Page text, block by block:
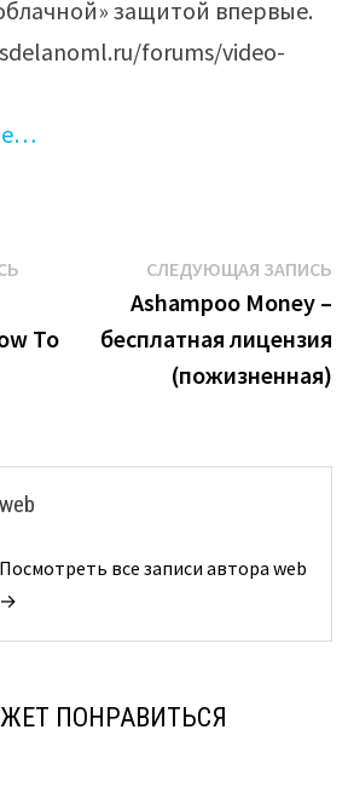
защитой впервые.
forums/video-
Предыдущая
To
СЛЕДУЮЩАЯ ЗАПИСЬ
Ashampoo Money –
бесплатная лицензия
(пожизненная)
web
Посмотреть все записи автора web
→
ПОНРАВИТЬСЯ